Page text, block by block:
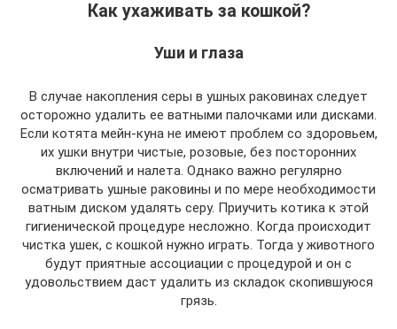
Как ухаживать за кошкой?
Уши и глаза
В случае накопления серы в ушных раковинах следует
осторожно удалить ее ватными палочками или дисками.
Если котята мейн-куна не имеют проблем со здоровьем,
их ушки внутри чистые, розовые, без посторонних
включений и налета. Однако важно регулярно
осматривать ушные раковины и по мере необходимости
ватным диском удалять серу. Приучить котика к этой
гигиенической процедуре несложно. Когда происходит
чистка ушек, с кошкой нужно играть. Тогда у животного
будут приятные ассоциации с процедурой и он с
удовольствием даст удалить из складок скопившуюся
грязь.